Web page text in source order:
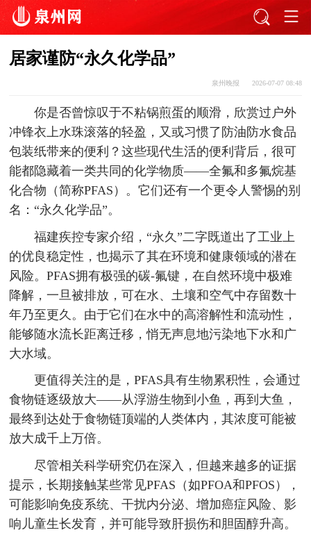
居家谨防“永久化学品”
泉州晚报 2026-07-07 08:48
你是否曾惊叹于不粘锅煎蛋的顺滑，欣赏过户外
冲锋衣上水珠滚落的轻盈，又或习惯了防油防水食品
包装纸带来的便利？这些现代生活的便利背后，很可
能都隐藏着一类共同的化学物质——全氟和多氟烷基
化合物（简称PFAS）。它们还有一个更令人警惕的别
名：“永久化学品”。
福建疾控专家介绍，“永久”二字既道出了工业上
的优良稳定性，也揭示了其在环境和健康领域的潜在
风险。PFAS拥有极强的碳-氟键，在自然环境中极难
降解，一旦被排放，可在水、土壤和空气中存留数十
年乃至更久。由于它们在水中的高溶解性和流动性，
能够随水流长距离迁移，悄无声息地污染地下水和广
大水域。
更值得关注的是，PFAS具有生物累积性，会通过
食物链逐级放大——从浮游生物到小鱼，再到大鱼，
最终到达处于食物链顶端的人类体内，其浓度可能被
放大成千上万倍。
尽管相关科学研究仍在深入，但越来越多的证据
提示，长期接触某些常见PFAS（如PFOA和PFOS），
可能影响免疫系统、干扰内分泌、增加癌症风险、影
响儿童生长发育，并可能导致肝损伤和胆固醇升高。